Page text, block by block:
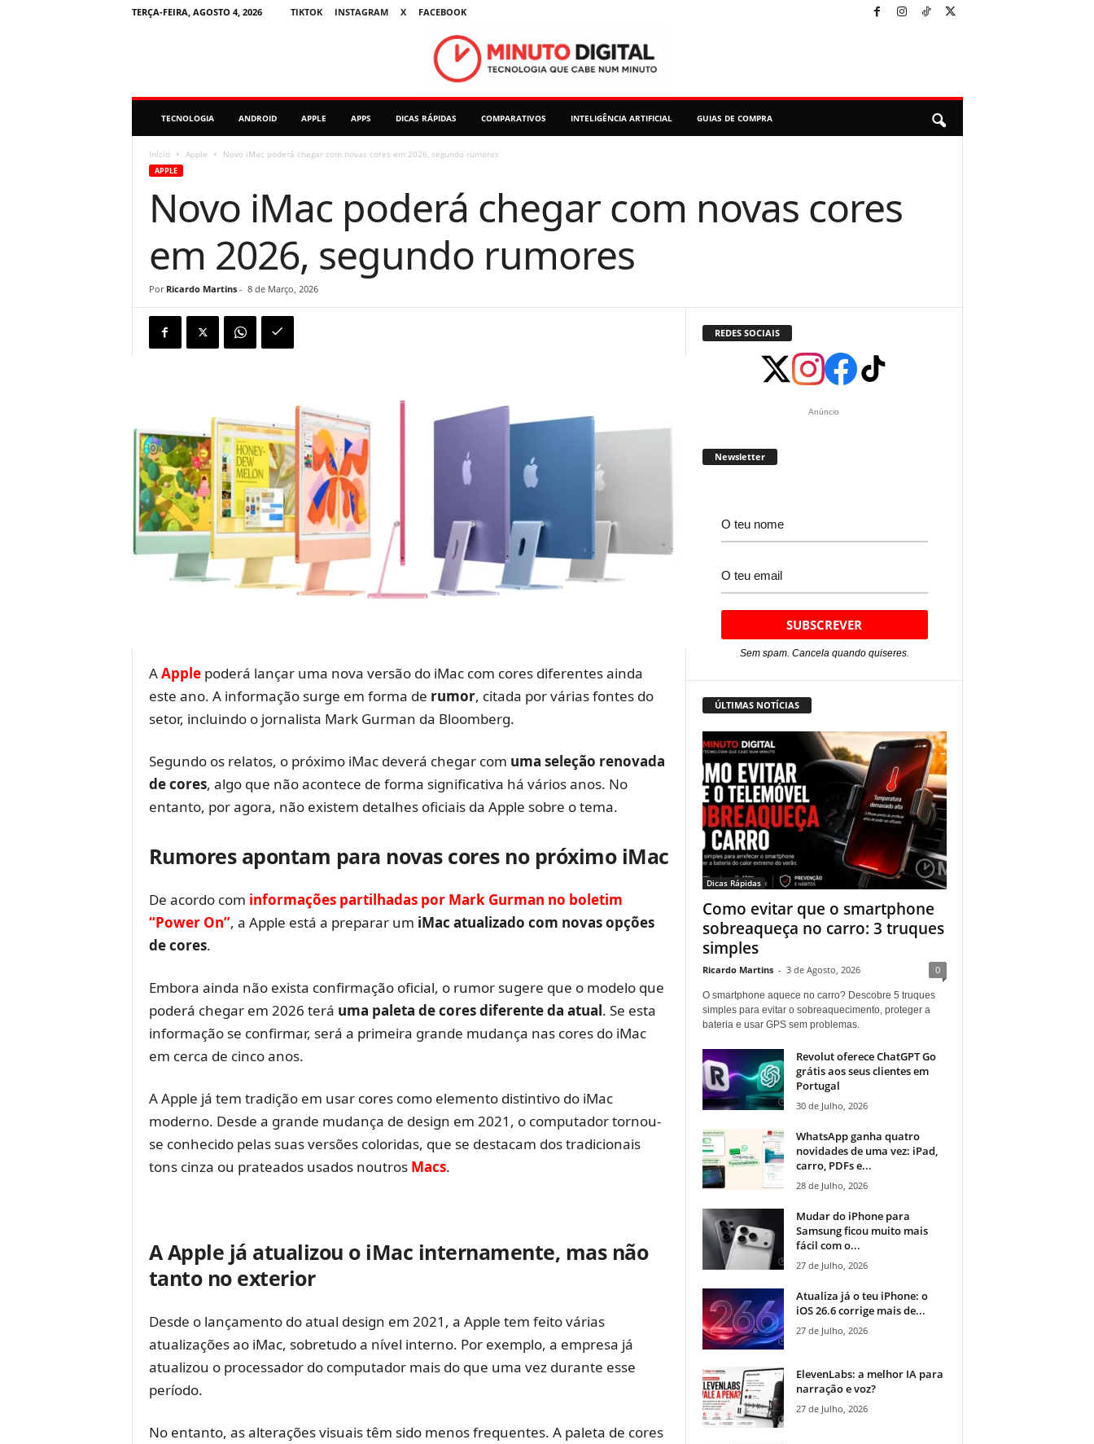
TERÇA-FEIRA, AGOSTO 4, 2026 TIKTOK INSTAGRAM X FACEBOOK
M
n
TECNOLOGIA ANDROID APPLE APPS DICAS RÁPIDAS COMPARATIVOS INTELIGÊNCIA ARTIFICIAL GUIAS DE COMPRA
Início Apple Novo iMac poderá chegar com novas cores em 2026, segundo rumores
APPLE
Novo iMac poderá chegar com novas cores
em 2026, segundo rumores
Por Ricardo Martins- 8 de Março, 2026
AApplepoderá lançar uma nova versão do iMac com cores diferentes ainda
este ano. A informação surge em forma de rumor, citada por várias fontes do
setor, incluindo o jornalista Mark Gurman da Bloomberg.
Segundo os relatos, o próximo iMac deverá chegar com uma seleção renovada
de cores, algo que não acontece de forma significativa há vários anos. No
entanto, por agora, não existem detalhes oficiais da Apple sobre o tema.
Rumores apontam para novas cores no próximo iMac
De acordo com informações partilhadas por Mark Gurman no boletim
“Power On”, a Apple está a preparar um iMac atualizado com novas opções
de cores.
Embora ainda não exista confirmação oficial, o rumor sugere que o modelo que
poderá chegar em 2026 terá uma paleta de cores diferente da atual. Se esta
informação se confirmar, será a primeira grande mudança nas cores do iMac
em cerca de cinco anos.
A Apple já tem tradição em usar cores como elemento distintivo do iMac
moderno. Desde a grande mudança de design em 2021, o computador tornou-
se conhecido pelas suas versões coloridas, que se destacam dos tradicionais
tons cinza ou prateados usados noutros Macs.
A Apple já atualizou o iMac internamente, mas não
tanto no exterior
Desde o lançamento do atual design em 2021, a Apple tem feito várias
atualizações ao iMac, sobretudo a nível interno. Por exemplo, a empresa já
atualizou o processador do computador mais do que uma vez durante esse
período.
No entanto, as alterações visuais têm sido menos frequentes. A paleta de cores
REDES SOCIAIS
Anúncio
Newsletter
Sem spam. Cancela quando quiseres.
ÚLTIMAS NOTÍCIAS
Dicas Rápidas
Como evitar que o smartphone
sobreaqueça no carro: 3 truques
simples
Ricardo Martins - 3 de Agosto, 2026 0
O smartphone aquece no carro? Descobre 5 truques
simples para evitar o sobreaquecimento, proteger a
bateria e usar GPS sem problemas.
Revolut oferece ChatGPT Go
grátis aos seus clientes em
Portugal
30 de Julho, 2026
WhatsApp ganha quatro
novidades de uma vez: iPad,
carro, PDFs e...
28 de Julho, 2026
Mudar do iPhone para
Samsung ficou muito mais
fácil com o...
27 de Julho, 2026
Atualiza já o teu iPhone: o
iOS 26.6 corrige mais de...
27 de Julho, 2026
ElevenLabs: a melhor IA para
narração e voz?
27 de Julho, 2026